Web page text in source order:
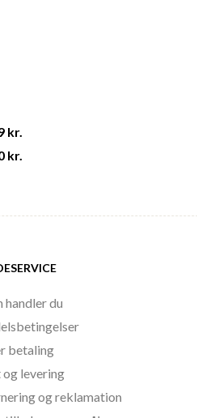
kr.
kr.
handler du
betaling
og levering
og reklamation